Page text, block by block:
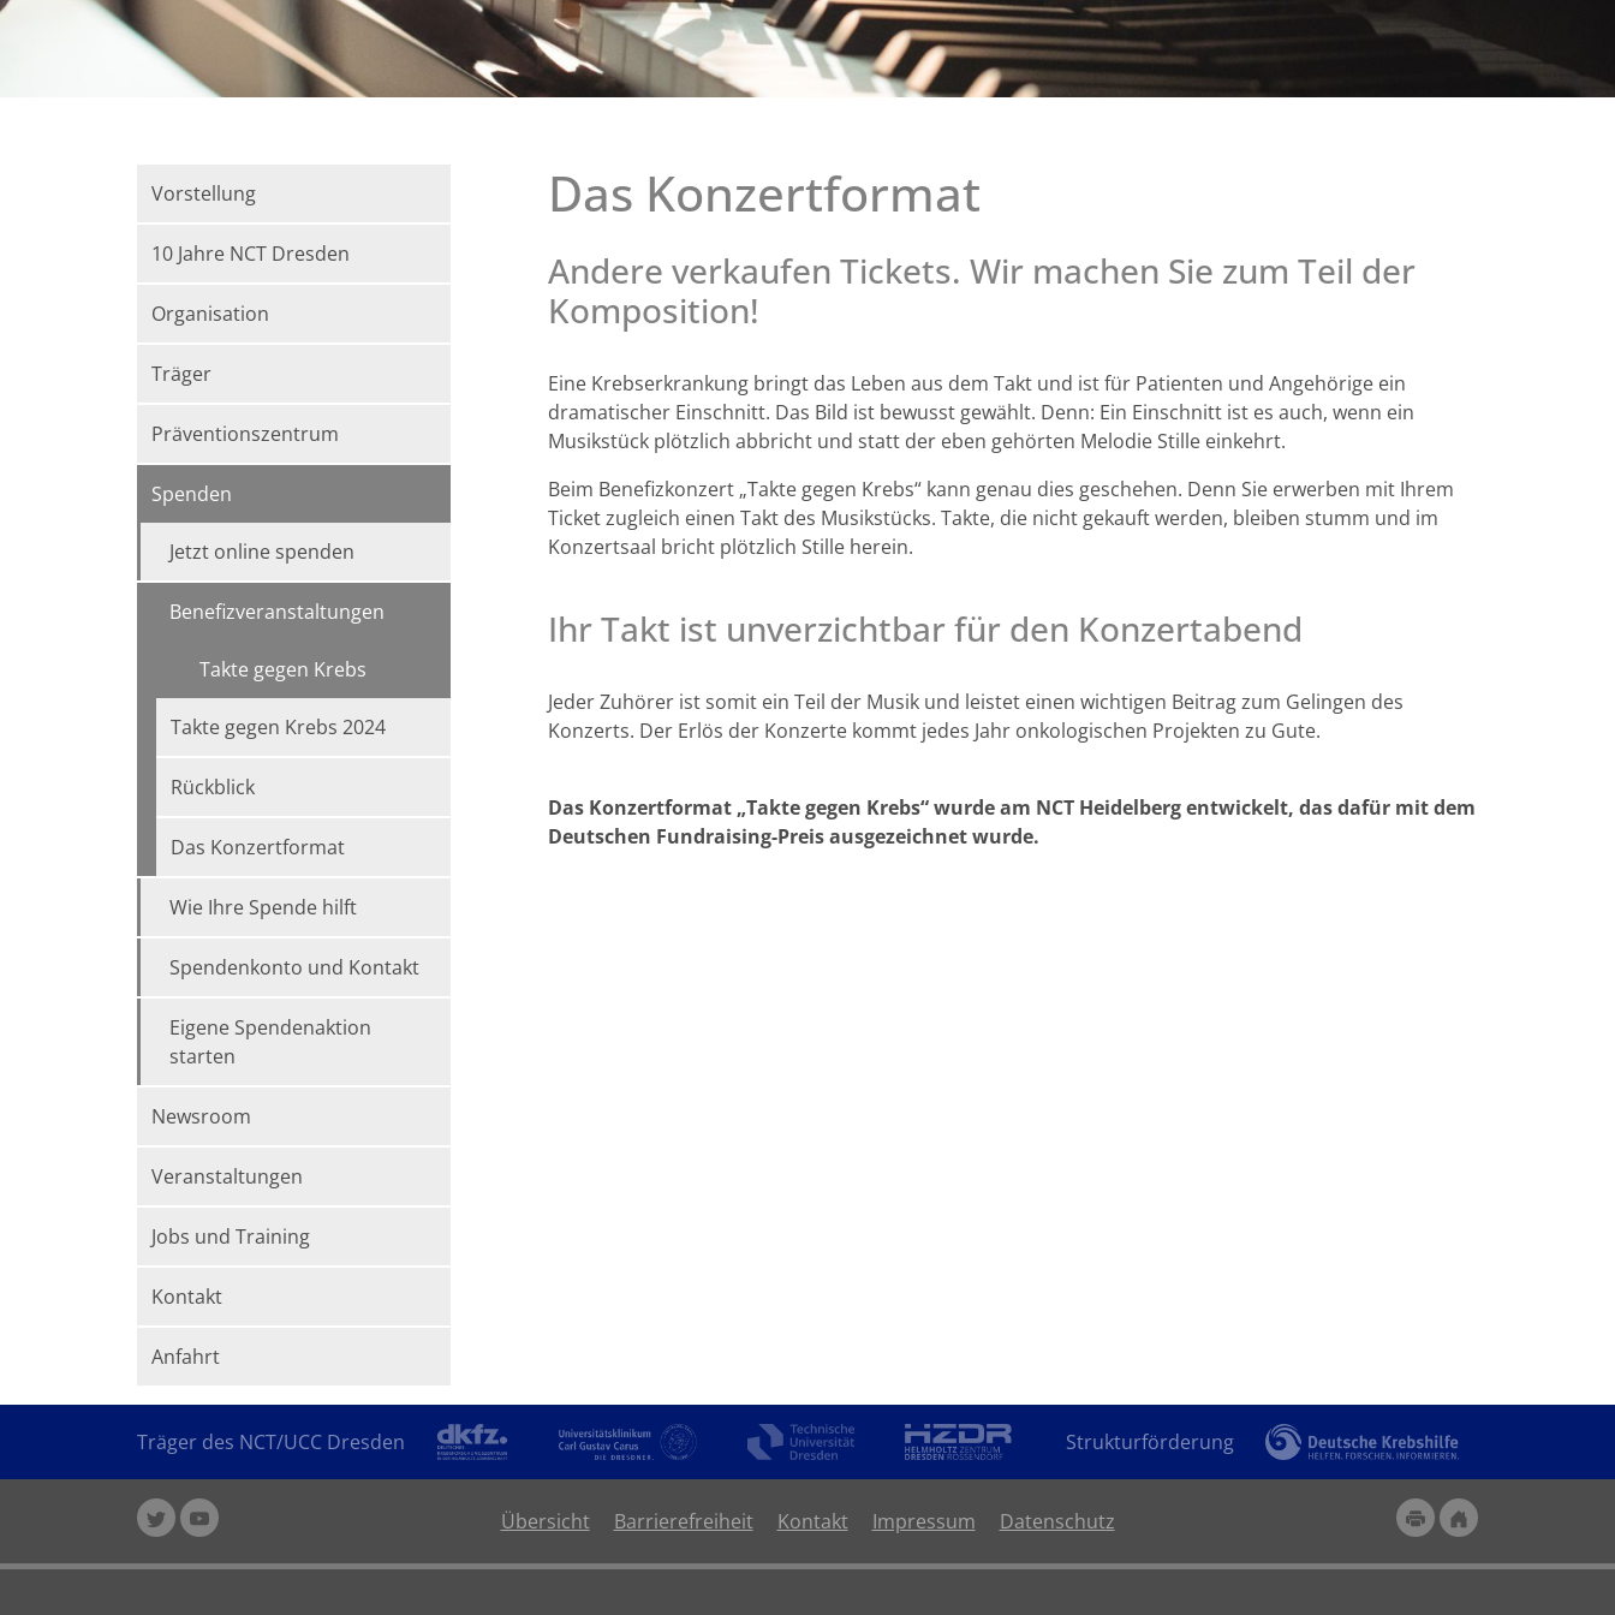
Das Konzertformat
Andere verkaufen Tickets. Wir machen Sie zum Teil der
Komposition!
Eine Krebserkrankung bringt das Leben aus dem Takt und ist für Patienten und Angehörige ein
dramatischer Einschnitt. Das Bild ist bewusst gewählt. Denn: Ein Einschnitt ist es auch, wenn ein
Musikstück plötzlich abbricht und statt der eben gehörten Melodie Stille einkehrt.
Beim Benefizkonzert „Takte gegen Krebs“ kann genau dies geschehen. Denn Sie erwerben mit Ihrem
Ticket zugleich einen Takt des Musikstücks. Takte, die nicht gekauft werden, bleiben stumm und im
Konzertsaal bricht plötzlich Stille herein.
Ihr Takt ist unverzichtbar für den Konzertabend
Jeder Zuhörer ist somit ein Teil der Musik und leistet einen wichtigen Beitrag zum Gelingen des
Konzerts. Der Erlös der Konzerte kommt jedes Jahr onkologischen Projekten zu Gute.
Das Konzertformat „Takte gegen Krebs“ wurde am NCT Heidelberg entwickelt, das dafür mit dem
Deutschen Fundraising-Preis ausgezeichnet wurde.
Vorstellung
10 Jahre NCT Dresden
Organisation
Träger
Präventionszentrum
Spenden
Jetzt online spenden
Benefizveranstaltungen
Takte gegen Krebs
Takte gegen Krebs 2024
Rückblick
Das Konzertformat
Wie Ihre Spende hilft
Spendenkonto und Kontakt
Eigene Spendenaktion
starten
Newsroom
Veranstaltungen
Jobs und Training
Kontakt
Anfahrt
Träger des NCT/UCC Dresden Strukturförderung
Übersicht Barrierefreiheit Kontakt Impressum Datenschutz